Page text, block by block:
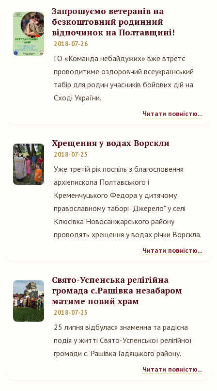
Запрошуємо ветеранів на
безкоштовний родинний
відпочинок на Полтавщині!
2018-07-26
ГО «Команда небайдужих» вже втретє
проводитиме оздоровчий всеукраїнський
табір для родин учасників бойових дій на
Сході України.
Читати повністю...
Хрещення у водах Ворскли
2018-07-25
Уже третій рік поспіль з благословення
архієпископа Полтавського і
Кременчуцького Федора у дитячому
православному таборі "Джерело" у селі
Клюсівка Новосанжарського району
проводять хрещення у водах річки Ворскла.
Читати повністю...
Свято-Успенська релігійна
громада с.Рашівка незабаром
матиме новий храм
2018-07-25
25 липня відбулася знаменна та радісна
подія у житті Свято-Успенської релігійної
громади с. Рашівка Гадяцького району.
Читати повністю...